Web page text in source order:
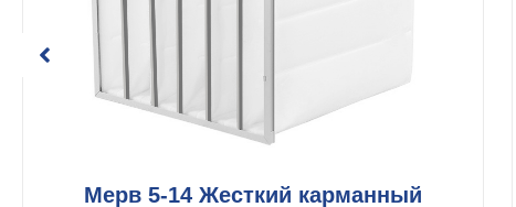
Мерв 5-14 Жесткий карманный